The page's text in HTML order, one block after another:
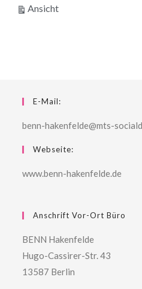
Ansichtausdrucken
E-Mail:
benn-hakenfelde@mts-
Webseite:
www.benn-hakenfelde.de
Anschrift Vor-Ort Büro
BENN Hakenfelde
Hugo-Cassirer-Str. 43
13587 Berlin